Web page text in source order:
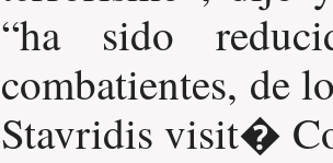
ha sido
combatientes, de
Stavridis visit�